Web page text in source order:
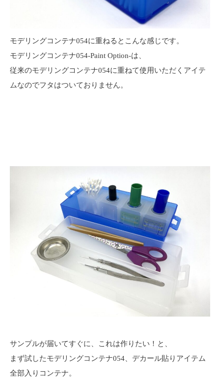
モデリングコンテナ054に重ねるとこんな感じです。
モデリングコンテナ054-Paint Option-は、
従来のモデリングコンテナ054に重ねて使用いただくアイテ
ムなのでフタはついておりません。
サンプルが届いてすぐに、これは作りたい！と、
まず試したモデリングコンテナ054、デカール貼りアイテム
全部入りコンテナ。